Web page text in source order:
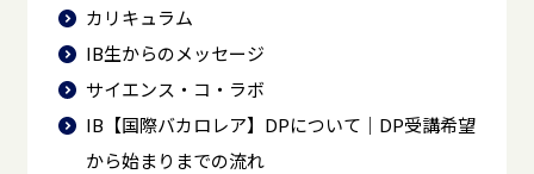
カリキュラム
IB生からのメッセージ
サイエンス・コ・ラボ
IB【国際バカロレア】DPについて｜DP受講希望
から始まりまでの流れ